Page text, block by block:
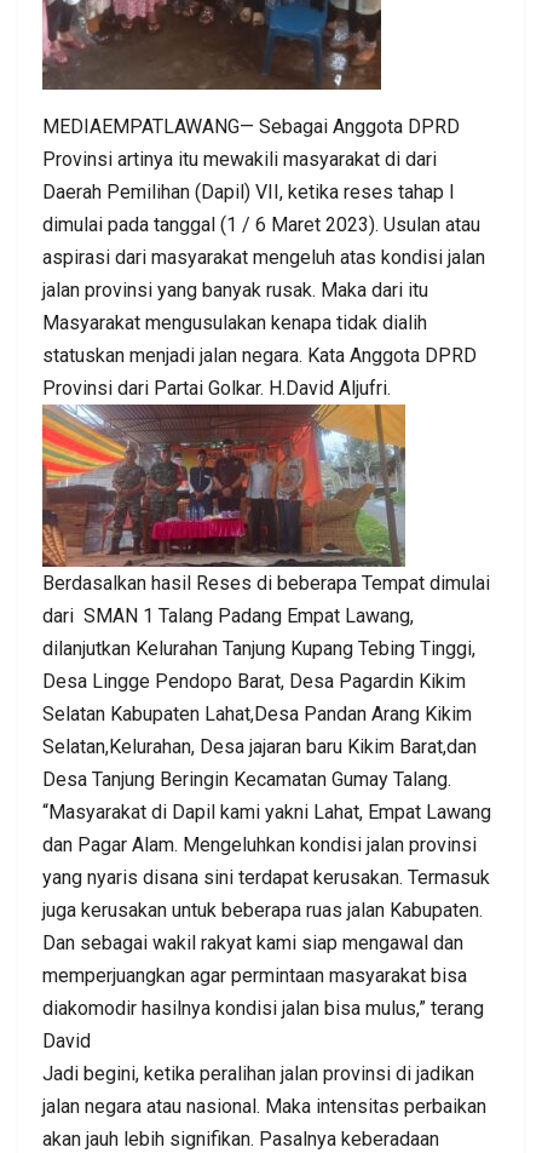
MEDIAEMPATLAWANG— Sebagai Anggota DPRD
Provinsi artinya itu mewakili masyarakat di dari
Daerah Pemilihan (Dapil) VII, ketika reses tahap I
dimulai pada tanggal (1 / 6 Maret 2023). Usulan atau
aspirasi dari masyarakat mengeluh atas kondisi jalan
jalan provinsi yang banyak rusak. Maka dari itu
Masyarakat mengusulakan kenapa tidak dialih
statuskan menjadi jalan negara. Kata Anggota DPRD
Provinsi dari Partai Golkar. H.David Aljufri.
Berdasalkan hasil Reses di beberapa Tempat dimulai
dari SMAN 1 Talang Padang Empat Lawang,
dilanjutkan Kelurahan Tanjung Kupang Tebing Tinggi,
Desa Lingge Pendopo Barat, Desa Pagardin Kikim
Selatan Kabupaten Lahat,Desa Pandan Arang Kikim
Selatan,Kelurahan, Desa jajaran baru Kikim Barat,dan
Desa Tanjung Beringin Kecamatan Gumay Talang.
“Masyarakat di Dapil kami yakni Lahat, Empat Lawang
dan Pagar Alam. Mengeluhkan kondisi jalan provinsi
yang nyaris disana sini terdapat kerusakan. Termasuk
juga kerusakan untuk beberapa ruas jalan Kabupaten.
Dan sebagai wakil rakyat kami siap mengawal dan
memperjuangkan agar permintaan masyarakat bisa
diakomodir hasilnya kondisi jalan bisa mulus,” terang
David
Jadi begini, ketika peralihan jalan provinsi di jadikan
jalan negara atau nasional. Maka intensitas perbaikan
akan jauh lebih signifikan. Pasalnya keberadaan